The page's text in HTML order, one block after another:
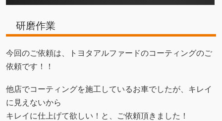
研磨作業
今回のご依頼は、トヨタアルファードのコーティングのご
依頼です！！
他店でコーティングを施工しているお車でしたが、キレイ
に見えないから
キレイに仕上げて欲しい！と、ご依頼頂きました！